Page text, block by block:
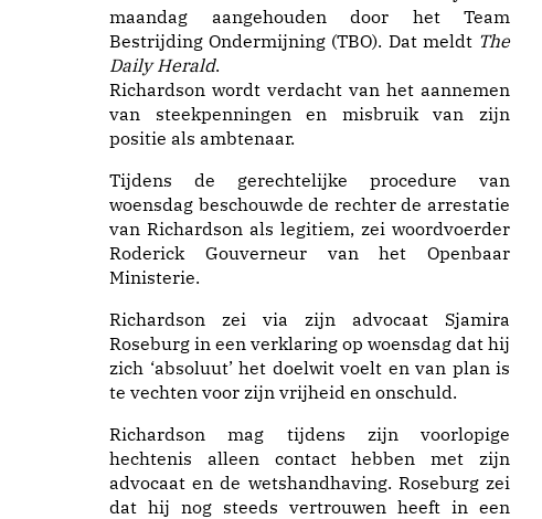
maandag aangehouden door het Team
Bestrijding Ondermijning (TBO). Dat meldt The
Daily Herald.
Richardson wordt verdacht van het aannemen
van steekpenningen en misbruik van zijn
positie als ambtenaar.
Tijdens de gerechtelijke procedure van
woensdag beschouwde de rechter de arrestatie
van Richardson als legitiem, zei woordvoerder
Roderick Gouverneur van het Openbaar
Ministerie.
Richardson zei via zijn advocaat Sjamira
Roseburg in een verklaring op woensdag dat hij
zich ‘absoluut’ het doelwit voelt en van plan is
te vechten voor zijn vrijheid en onschuld.
Richardson mag tijdens zijn voorlopige
hechtenis alleen contact hebben met zijn
advocaat en de wetshandhaving. Roseburg zei
dat hij nog steeds vertrouwen heeft in een